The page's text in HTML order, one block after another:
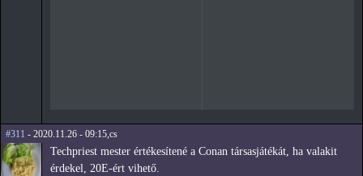
#311 - 2020.11.26 - 09:15,cs
Techpriest mester értékesítené a Conan társasjátékát, ha valakit
érdekel, 20E-ért vihető.